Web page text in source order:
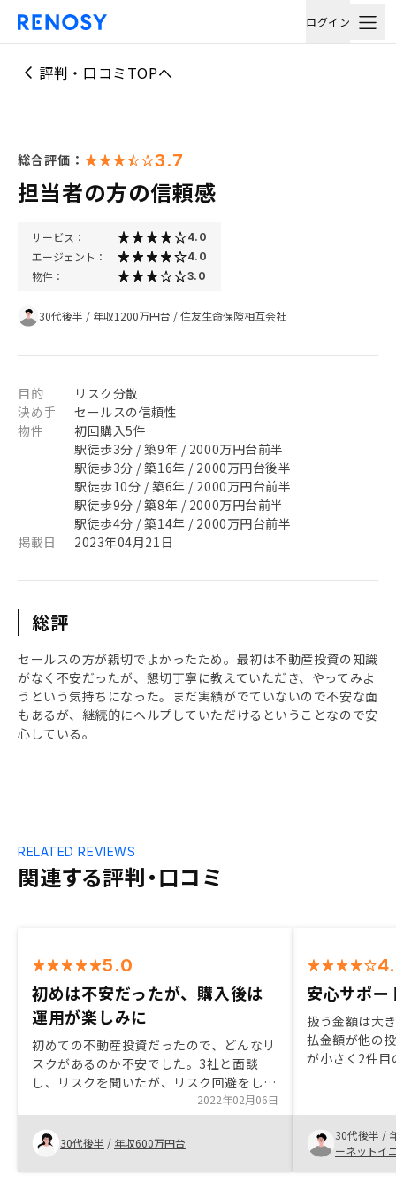
ログイン
評判・口コミTOPへ
総合評価： 3.7
担当者の方の信頼感
サービス： 4.0
エージェント： 4.0
物件： 3.0
30代後半 / 年収1200万円台 /住友生命保険相互会社
目的
リスク分散
決め手
セールスの信頼性
物件
初回購入5件
駅徒歩3分 / 築9年 / 2000万円台前半
駅徒歩3分 / 築16年 / 2000万円台後半
駅徒歩10分 / 築6年 / 2000万円台前半
駅徒歩9分 / 築8年 / 2000万円台前半
駅徒歩4分 / 築14年 / 2000万円台前半
掲載日
2023年04月21日
総評
セールスの方が親切でよかったため。最初は不動産投資の知識
がなく不安だったが、懇切丁寧に教えていただき、やってみよ
うという気持ちになった。まだ実績がでていないので不安な面
もあるが、継続的にヘルプしていただけるということなので安
心している。
関連する評判・口コミ
RELATED REVIEWS
5.0
初めは不安だったが、購入後は
運用が楽しみに
初めての不動産投資だったので、どんなリ
スクがあるのか不安でした。3社と面談
し、リスクを聞いたが、リスク回避をしっ
かりすればそんなに怖いものではないと思
いました。その中でもリノシーの提案して
くれた物件が1番よいと感じました。 契約
時に、また不安になってきたのですが、担
当者の方がどこが不安か時間をとりしっか
2022年02月06日
30代後半 / 年収600万円台
安心サポー
扱う金額は大
払金額が他の
が小さく2件
心できる。
30代後半 /
ーネットイ